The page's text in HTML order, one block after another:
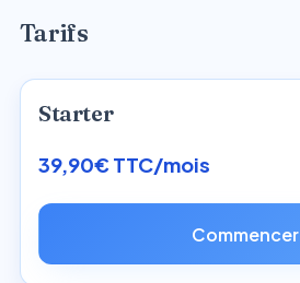
Tarifs
Starter
39,90€ TTC/mois
Commencer